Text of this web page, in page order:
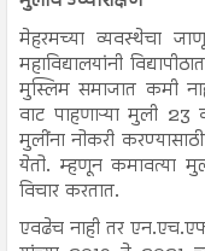
मेहरमच्या व्यवस्थेचा
महाविद्यालयांनी
मुस्लिम समाजात कमी
वाट पाहणाऱ्या मुली 23
मुलींना नोकरी
येतो. म्हणून कमावत्या
विचार करतात.
एवढेच नाही तर